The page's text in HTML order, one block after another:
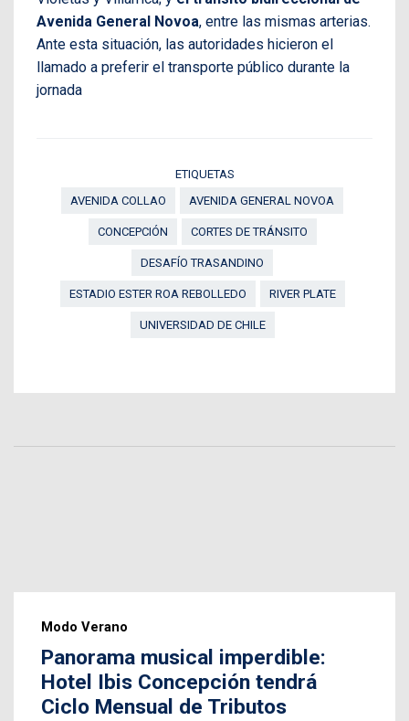
Avenida General Novoa, entre las mismas arterias.
Ante esta situación, las autoridades hicieron el
llamado a preferir el transporte público durante la
jornada
ETIQUETAS
AVENIDA COLLAO
AVENIDA GENERAL NOVOA
CONCEPCIÓN CORTES DE TRÁNSITO
DESAFÍO TRASANDINO
ESTADIO ESTER ROA REBOLLEDO RIVER PLATE
UNIVERSIDAD DE CHILE
Modo Verano
Panorama musical imperdible:
Hotel Ibis Concepción tendrá
Ciclo Mensual de Tributos